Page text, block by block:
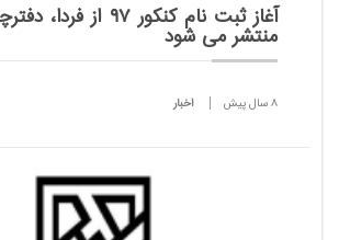
آغاز ثبت نام کنکور ۹۷
منتشر می شود
8 سال پیش اخبار
جمله رشته های با آزمون دانشگاه آزاد از